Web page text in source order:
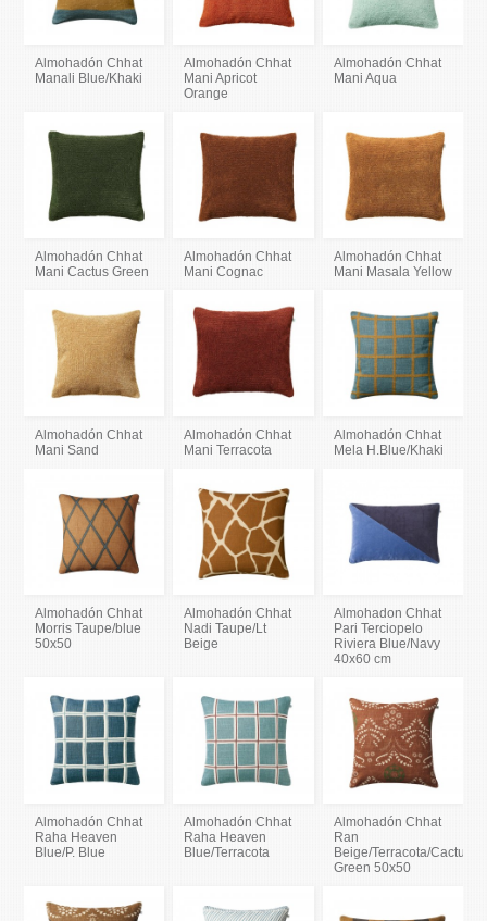
Almohadón Chhat
Manali Blue/Khaki
Almohadón Chhat
Mani Apricot
Orange
Almohadón Chhat
Mani Aqua
Almohadón Chhat
Mani Cactus Green
Almohadón Chhat
Mani Cognac
Almohadón Chhat
Mani Masala Yellow
Almohadón Chhat
Mani Sand
Almohadón Chhat
Mani Terracota
Almohadón Chhat
Mela H.Blue/Khaki
Almohadón Chhat
Morris Taupe/blue
50x50
Almohadón Chhat
Nadi Taupe/Lt
Beige
Almohadon Chhat
Pari Terciopelo
Riviera Blue/Navy
40x60 cm
Almohadón Chhat
Raha Heaven
Blue/P. Blue
Almohadón Chhat
Raha Heaven
Blue/Terracota
Almohadón Chhat
Ran
Beige/Terracota/Cactus
Green 50x50